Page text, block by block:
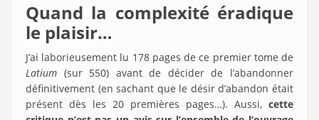
Quand la complexité éradique
le plaisir…
J’ai laborieusement lu 178 pages de ce premier tome de
Latium (sur 550) avant de décider de l’abandonner
définitivement (en sachant que le désir d’abandon était
présent dès les 20 premières pages…). Aussi, cette